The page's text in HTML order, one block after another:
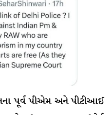
પૂર્વ પીએમ અને પીટીઆઈ